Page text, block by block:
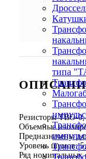
типа
Резисторы ТВО-
Объемные
Предназначены
Уровень шумов:
Ряд номинальных